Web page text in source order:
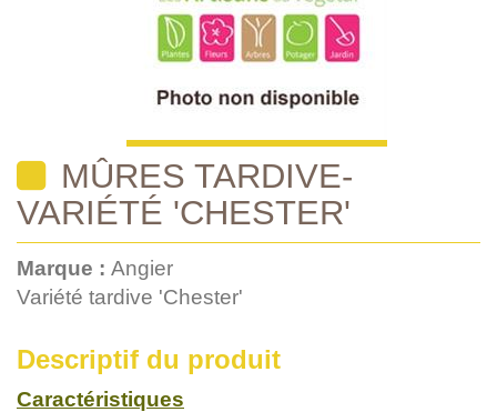
MÛRES TARDIVE-
VARIÉTÉ 'CHESTER'
Marque : Angier
Variété tardive 'Chester'
Descriptif du produit
Caractéristiques